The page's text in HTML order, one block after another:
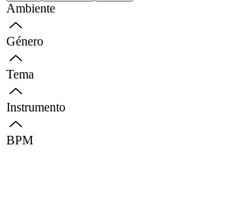
Ambiente
Género
Tema
Instrumento
BPM